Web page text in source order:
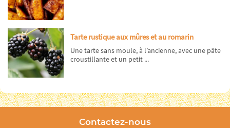
Tarte rustique aux mûres et au romarin
Une tarte sans moule, à l’ancienne, avec une pâte
croustillante et un petit ...
Contactez-nous